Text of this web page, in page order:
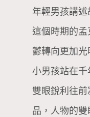
年輕男孩講述
這個時期的
鬱轉向更加
小男孩站在
雙眼銳利往
品，人物的雙